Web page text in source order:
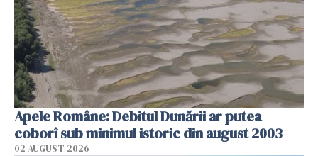
Apele Române: Debitul Dunării ar putea
coborî sub minimul istoric din august 2003
02 AUGUST 2026